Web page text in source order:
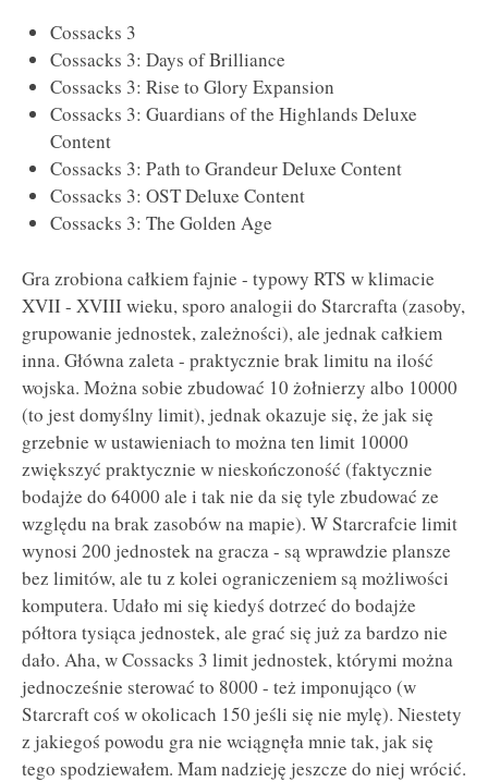
Cossacks 3
Cossacks 3: Days of Brilliance
Cossacks 3: Rise to Glory Expansion
Cossacks 3: Guardians of the Highlands Deluxe
Content
Cossacks 3: Path to Grandeur Deluxe Content
Cossacks 3: OST Deluxe Content
Cossacks 3: The Golden Age
Gra zrobiona całkiem fajnie - typowy RTS w klimacie
XVII - XVIII wieku, sporo analogii do Starcrafta (zasoby,
grupowanie jednostek, zależności), ale jednak całkiem
inna. Główna zaleta - praktycznie brak limitu na ilość
wojska. Można sobie zbudować 10 żołnierzy albo 10000
(to jest domyślny limit), jednak okazuje się, że jak się
grzebnie w ustawieniach to można ten limit 10000
zwiększyć praktycznie w nieskończoność (faktycznie
bodajże do 64000 ale i tak nie da się tyle zbudować ze
względu na brak zasobów na mapie). W Starcrafcie limit
wynosi 200 jednostek na gracza - są wprawdzie plansze
bez limitów, ale tu z kolei ograniczeniem są możliwości
komputera. Udało mi się kiedyś dotrzeć do bodajże
półtora tysiąca jednostek, ale grać się już za bardzo nie
dało. Aha, w Cossacks 3 limit jednostek, którymi można
jednocześnie sterować to 8000 - też imponująco (w
Starcraft coś w okolicach 150 jeśli się nie mylę). Niestety
z jakiegoś powodu gra nie wciągnęła mnie tak, jak się
tego spodziewałem. Mam nadzieję jeszcze do niej wrócić.